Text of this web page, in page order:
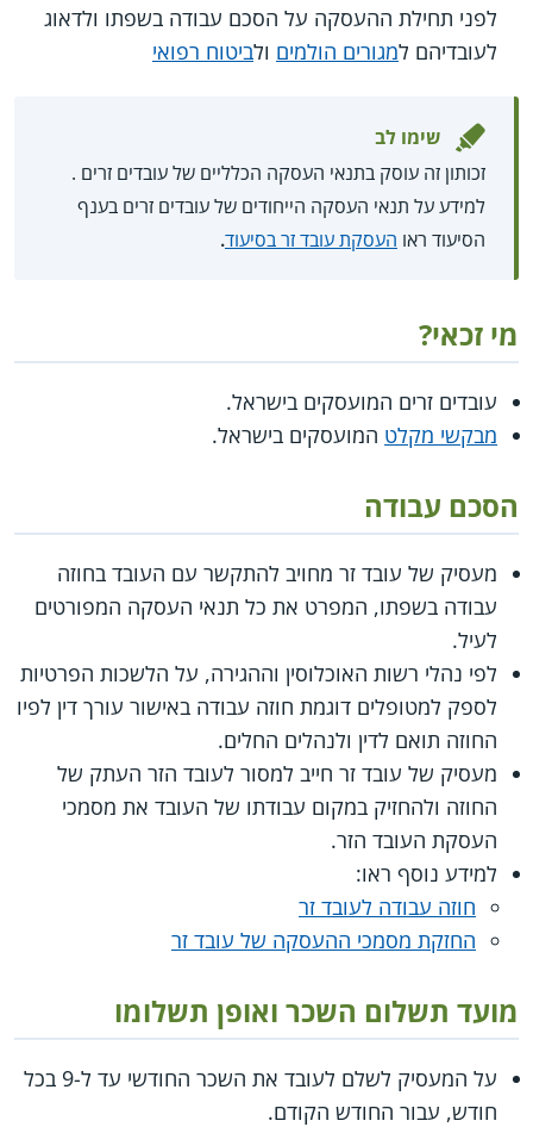
לפני תחילת ההעסקה על הסכם עבודה בשפתו ולדאוג
לעובדיהם למגורים הולמים ולביטוח רפואי
שימו לב
זכותון זה עוסק בתנאי העסקה הכלליים של עובדים זרים .
למידע על תנאי העסקה הייחודים של עובדים זרים בענף
הסיעוד ראו העסקת עובד זר בסיעוד.
מי זכאי?
עובדים זרים המועסקים בישראל.
מבקשי מקלט המועסקים בישראל.
הסכם עבודה
מעסיק של עובד זר מחויב להתקשר עם העובד בחוזה
עבודה בשפתו, המפרט את כל תנאי העסקה המפורטים
לעיל.
לפי נהלי רשות האוכלוסין וההגירה, על הלשכות הפרטיות
לספק למטופלים דוגמת חוזה עבודה באישור עורך דין לפיו
החוזה תואם לדין ולנהלים החלים.
מעסיק של עובד זר חייב למסור לעובד הזר העתק של
החוזה ולהחזיק במקום עבודתו של העובד את מסמכי
העסקת העובד הזר.
למידע נוסף ראו:
חוזה עבודה לעובד זר
החזקת מסמכי ההעסקה של עובד זר
מועד תשלום השכר ואופן תשלומו
על המעסיק לשלם לעובד את השכר החודשי עד ל-9 בכל
חודש, עבור החודש הקודם.